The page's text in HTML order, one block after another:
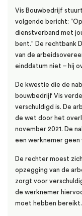
Vis Bouwbedrijf
volgende bericht:
dienstverband met
bent.” De rechtbank
van de
einddatum niet – hij
De kwestie die de
bouwbedrijf Vis
verschuldigd is. De
de wet door het
november 2021. De
een werknemer
De rechter moest
opzegging van de
zorgt voor
de werknemer
moet hebben bereikt.